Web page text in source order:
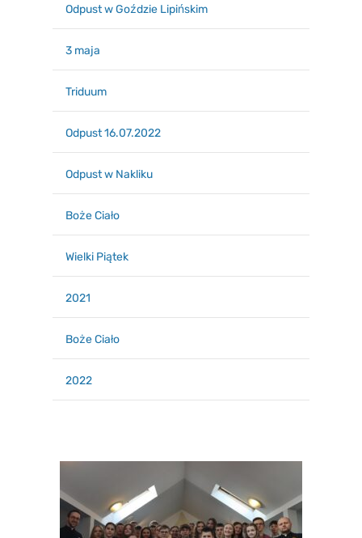
Odpust w Goździe Lipińskim
3 maja
Triduum
Odpust 16.07.2022
Odpust w Nakliku
Boże Ciało
Wielki Piątek
2021
Boże Ciało
2022